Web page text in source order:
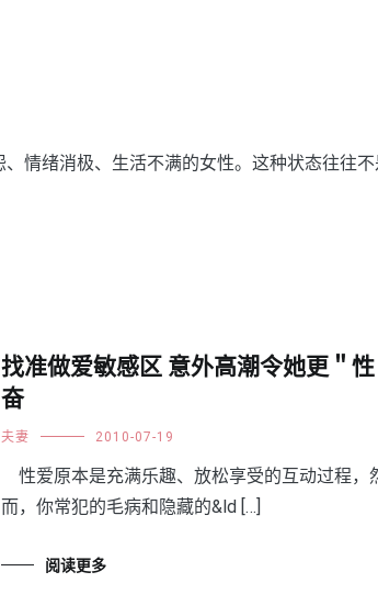
情绪消极、生活不满的女性。这种状态往往不
找准做爱敏感区 意外高潮令她更＂性
奋
夫妻 2010-07-19
性爱原本是充满乐趣、放松享受的互动过程，
而，你常犯的毛病和隐藏的&ld […]
阅读更多